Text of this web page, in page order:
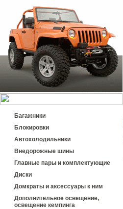
Багажники
Блокировки
Автохолодильники
Внедорожные шины
Главные пары и комплектующие
Диски
Домкраты и аксессуары к ним
Дополнительное освещение,
освещение кемпинга